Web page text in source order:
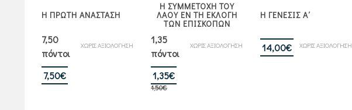
Η ΠΡΩΤΗ ΑΝΑΣΤΑΣΗ
ΧΩΡΙΣ ΑΞΙΟΛΟΓΗΣΗ
7,50
πόντοι
7,50€
Η ΣΥΜΜΕΤΟΧΗ ΤΟΥ
ΛΑΟΥ ΕΝ ΤΗ ΕΚΛΟΓΗ
ΤΩΝ ΕΠΙΣΚΟΠΩΝ
ΧΩΡΙΣ ΑΞΙΟΛΟΓΗΣΗ
1,35
πόντοι
1,50€
1,35€
Η ΓΕΝΕΣΙΣ Α΄
ΧΩΡΙΣ ΑΞΙΟΛΟΓΗΣΗ
14,00€